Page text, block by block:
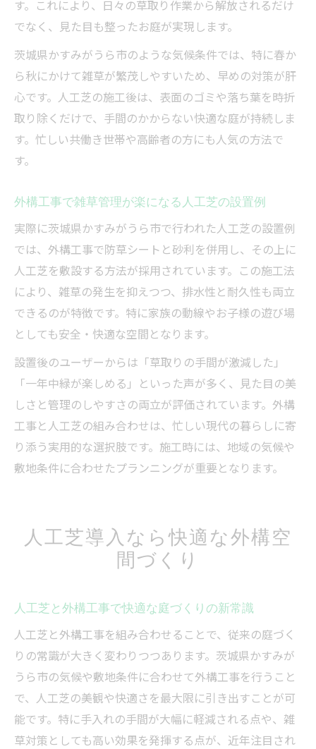
す。これにより、日々の草取り作業から解放されるだけ
でなく、見た目も整ったお庭が実現します。
茨城県かすみがうら市のような気候条件では、特に春か
ら秋にかけて雑草が繁茂しやすいため、早めの対策が肝
心です。人工芝の施工後は、表面のゴミや落ち葉を時折
取り除くだけで、手間のかからない快適な庭が持続しま
す。忙しい共働き世帯や高齢者の方にも人気の方法で
す。
外構工事で雑草管理が楽になる人工芝の設置例
実際に茨城県かすみがうら市で行われた人工芝の設置例
では、外構工事で防草シートと砂利を併用し、その上に
人工芝を敷設する方法が採用されています。この施工法
により、雑草の発生を抑えつつ、排水性と耐久性も両立
できるのが特徴です。特に家族の動線やお子様の遊び場
としても安全・快適な空間となります。
設置後のユーザーからは「草取りの手間が激減した」
「一年中緑が楽しめる」といった声が多く、見た目の美
しさと管理のしやすさの両立が評価されています。外構
工事と人工芝の組み合わせは、忙しい現代の暮らしに寄
り添う実用的な選択肢です。施工時には、地域の気候や
敷地条件に合わせたプランニングが重要となります。
人工芝導入なら快適な外構空
間づくり
人工芝と外構工事で快適な庭づくりの新常識
人工芝と外構工事を組み合わせることで、従来の庭づく
りの常識が大きく変わりつつあります。茨城県かすみが
うら市の気候や敷地条件に合わせて外構工事を行うこと
で、人工芝の美観や快適さを最大限に引き出すことが可
能です。特に手入れの手間が大幅に軽減される点や、雑
草対策としても高い効果を発揮する点が、近年注目され